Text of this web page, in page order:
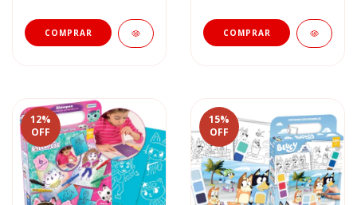
12%
OFF
15%
OFF